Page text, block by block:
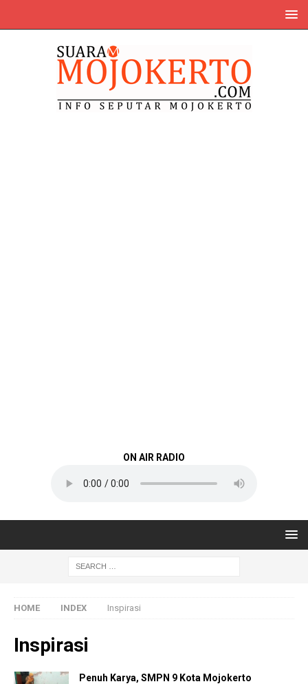
ON AIR RADIO
HOME INDEX Inspirasi
Inspirasi
Penuh Karya, SMPN 9 Kota Mojokerto